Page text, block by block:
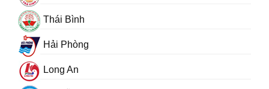
Thái Bình
Hải Phòng
Long An